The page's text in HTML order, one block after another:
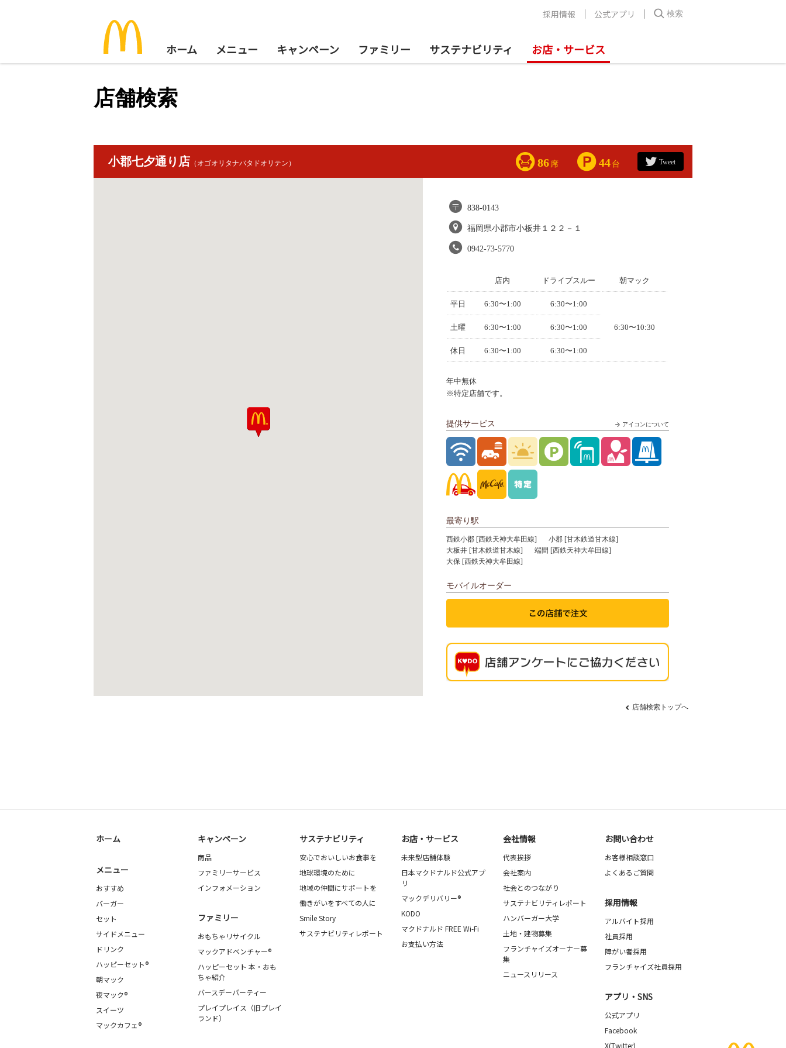
ホーム メニュー キャンペーン ファミリー サステナビリティ お店・サービス
採用情報 公式アプリ 検索
店舗検索
小郡七夕通り店 （オゴオリタナバタドオリテン） 86 席 44 台 Tweet
838-0143
福岡県小郡市小板井１２２－１
0942-73-5770
店内 ドライブスルー 朝マック
平日 6:30〜1:00 6:30〜1:00
6:30〜10:30
土曜 6:30〜1:00 6:30〜1:00
休日 6:30〜1:00 6:30〜1:00
年中無休
※特定店舗です。
アイコンについて
提供サービス
最寄り駅
西鉄小郡 [西鉄天神大牟田線]
小郡 [甘木鉄道甘木線]
大板井 [甘木鉄道甘木線]
端間 [西鉄天神大牟田線]
大保 [西鉄天神大牟田線]
モバイルオーダー
店舗検索トップへ
ホーム
メニュー
おすすめ
バーガー
セット
サイドメニュー
ドリンク
ハッピーセット®
朝マック
夜マック®
スイーツ
マックカフェ®
キャンペーン
商品
ファミリーサービス
インフォメーション
ファミリー
おもちゃリサイクル
マックアドベンチャー®
ハッピーセット 本・おも
ちゃ紹介
バースデーパーティー
プレイプレイス（旧プレイ
ランド）
サステナビリティ
安心でおいしいお食事を
地球環境のために
地域の仲間にサポートを
働きがいをすべての人に
Smile Story
サステナビリティレポート
お店・サービス
未来型店舗体験
日本マクドナルド公式アプ
リ
マックデリバリー®
KODO
マクドナルド FREE Wi-Fi
お支払い方法
会社情報
代表挨拶
会社案内
社会とのつながり
サステナビリティレポート
ハンバーガー大学
土地・建物募集
フランチャイズオーナー募
集
ニュースリリース
お問い合わせ
お客様相談窓口
よくあるご質問
採用情報
アルバイト採用
社員採用
障がい者採用
フランチャイズ社員採用
アプリ・SNS
公式アプリ
Facebook
X(Twitter)